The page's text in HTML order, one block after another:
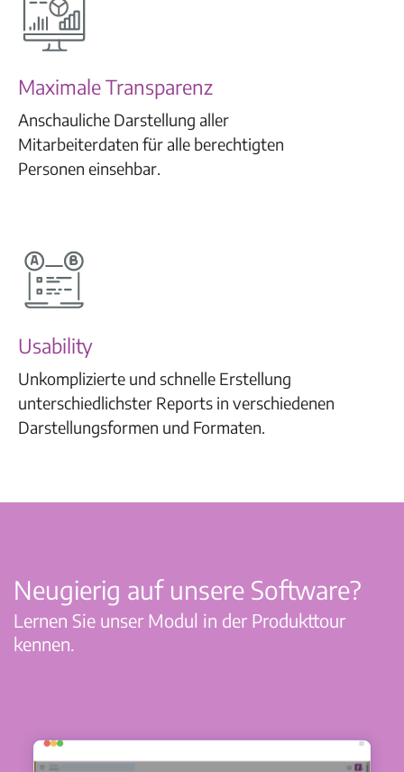
Maximale Transparenz
Anschauliche Darstellung aller
Mitarbeiterdaten für alle berechtigten
Personen einsehbar.
Usability
Unkomplizierte und schnelle Erstellung
unterschiedlichster Reports in verschiedenen
Darstellungsformen und Formaten.
Neugierig auf unsere Software?
Lernen Sie unser Modul in der Produkttour
kennen.